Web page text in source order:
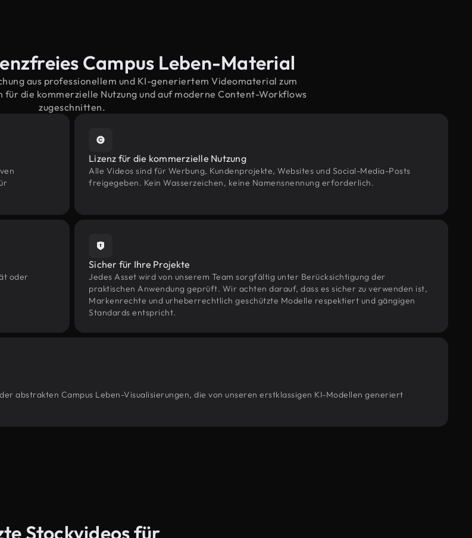
Campus Leben-Material
aus professionellem und KI-generiertem Videomaterial zum
für die kommerzielle Nutzung und auf moderne Content-Workflows
zugeschnitten.
Lizenz für die kommerzielle Nutzung
Alle Videos sind für Werbung, Kundenprojekte, Websites und Social-Media-Posts
freigegeben. Kein Wasserzeichen, keine Namensnennung erforderlich.
oder
Sicher für Ihre Projekte
Jedes Asset wird von unserem Team sorgfältig unter Berücksichtigung der
praktischen Anwendung geprüft. Wir achten darauf, dass es sicher zu verwenden ist,
Markenrechte und urheberrechtlich geschützte Modelle respektiert und gängigen
Standards entspricht.
abstrakten Campus Leben-Visualisierungen, die von unseren erstklassigen KI-Modellen generiert
Stockvideos für